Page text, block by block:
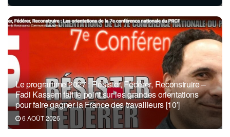
Le programme 2027 : Résister, Fédérer, Reconstruire –
Fadi Kassem fait le point sur les grandes orientations
pour faire gagner la France des travailleurs [10′]
6 AOÛT 2026